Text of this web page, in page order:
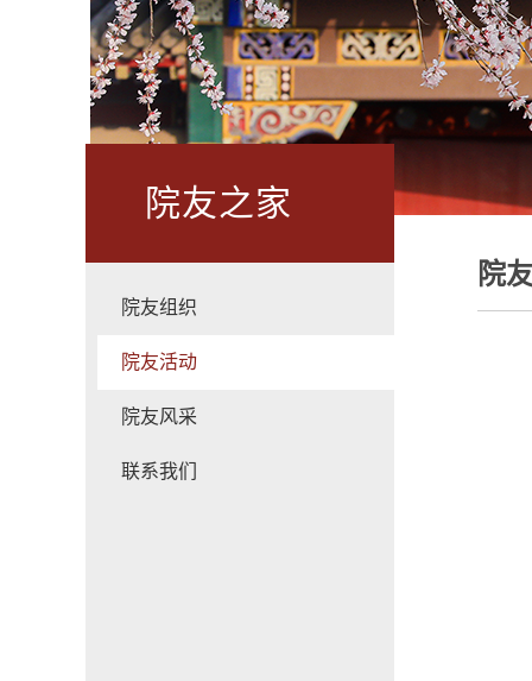
院友之家
院友组织
院友活动
院友风采
联系我们
院